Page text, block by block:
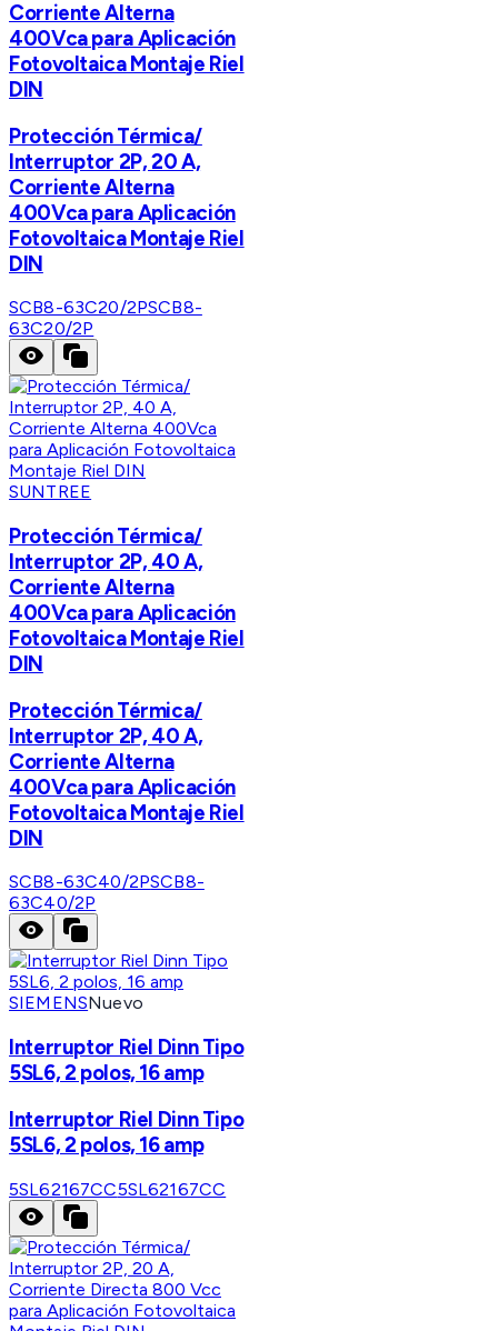
Corriente Alterna
400Vca para Aplicación
Fotovoltaica Montaje Riel
DIN
Protección Térmica/
Interruptor 2P, 20 A,
Corriente Alterna
400Vca para Aplicación
Fotovoltaica Montaje Riel
DIN
SCB8-63C20/2PSCB8-
63C20/2P
SUNTREE
Protección Térmica/
Interruptor 2P, 40 A,
Corriente Alterna
400Vca para Aplicación
Fotovoltaica Montaje Riel
DIN
Protección Térmica/
Interruptor 2P, 40 A,
Corriente Alterna
400Vca para Aplicación
Fotovoltaica Montaje Riel
DIN
SCB8-63C40/2PSCB8-
63C40/2P
SIEMENSNuevo
Interruptor Riel Dinn Tipo
5SL6, 2 polos, 16 amp
Interruptor Riel Dinn Tipo
5SL6, 2 polos, 16 amp
5SL62167CC5SL62167CC